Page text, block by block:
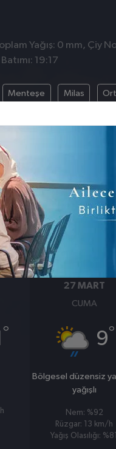
Yağış: 0 mm, Çiy
19:17
Menteşe Milas
ÇIY
5.9
°
27 MART
CUMA
9°
Bölgesel düzensiz
yağışlı
Nem: %92
Rüzgar: 13 km/h
Yağış Olasılığı: %81